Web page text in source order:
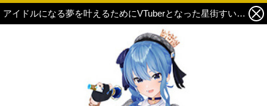
アイドルになる夢を叶えるためにVTuberとなった星街すいせい、目標としているのは「『アイドルマスター』シリーズのアイドル全員」【インタビュー】 2枚目の写真・画像